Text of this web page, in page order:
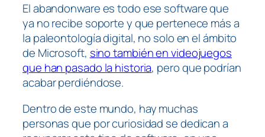
El abandonware es todo ese software que
ya no recibe soporte y que pertenece más a
la paleontología digital, no solo en el ámbito
de Microsoft, sino también en videojuegos
que han pasado la historia, pero que podrían
acabar perdiéndose.
Dentro de este mundo, hay muchas
personas que por curiosidad se dedican a